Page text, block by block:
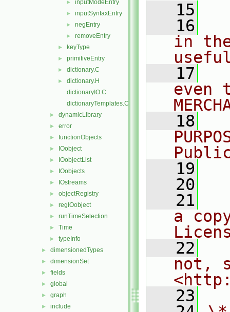
► inputModeEntry
► inputSyntaxEntry
► negEntry
► removeEntry
► keyType
► primitiveEntry
► dictionary.C
►
dictionary.H
dictionaryIO.C
dictionaryTemplates.C
► dynamicLibrary
► error
► functionObjects
► IOobject
► IOobjectList
► IOobjects
► IOstreams
► objectRegistry
► regIOobject
► runTimeSelection
► Time
► typeInfo
► dimensionedTypes
► dimensionSet
► fields
► global
► graph
► include
   15
   16
in
   17
even
   18
   19
   20
   21
a
   22
not,
   23